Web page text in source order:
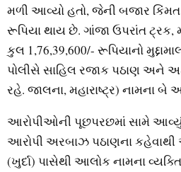
મળી આવ્યો હતો, જેની બજાર
રૂપિયા થાય છે. ગાંજા ઉપરાંત
કુલ 1,76,39,600/- રૂપિયાનો
પોલીસે સાહિલ રજાક પઠાણ અને
રહે. જાલના, મહારાષ્ટ્ર) નામના
આરોપીઓની પૂછપરછમાં સામે
આરોપી અરબાઝ પઠાણના કહેવાથી
(ખુર્દા) પાસેથી આલોક નામના